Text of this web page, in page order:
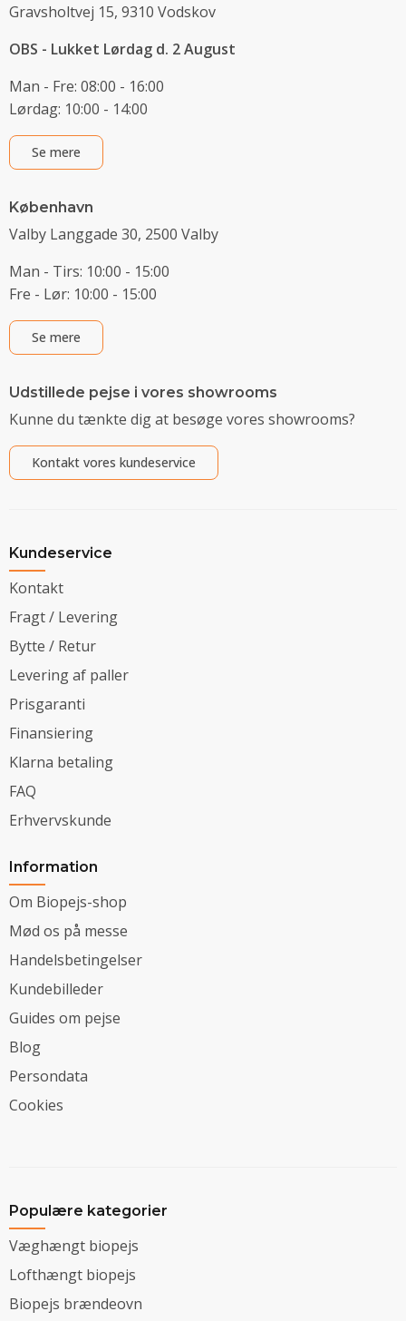
Gravsholtvej 15, 9310 Vodskov
OBS - Lukket Lørdag d. 2 August
Man - Fre: 08:00 - 16:00
Lørdag: 10:00 - 14:00
Se mere
København
Valby Langgade 30, 2500 Valby
Man - Tirs: 10:00 - 15:00
Fre - Lør: 10:00 - 15:00
Se mere
Udstillede pejse i vores showrooms
Kunne du tænkte dig at besøge vores showrooms?
Kontakt vores kundeservice
Kundeservice
Kontakt
Fragt / Levering
Bytte / Retur
Levering af paller
Prisgaranti
Finansiering
Klarna betaling
FAQ
Erhvervskunde
Information
Om Biopejs-shop
Mød os på messe
Handelsbetingelser
Kundebilleder
Guides om pejse
Blog
Persondata
Cookies
Populære kategorier
Væghængt biopejs
Lofthængt biopejs
Biopejs brændeovn